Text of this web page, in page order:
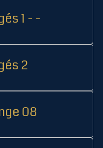
1 - -
2
Doubles à l'échange 08